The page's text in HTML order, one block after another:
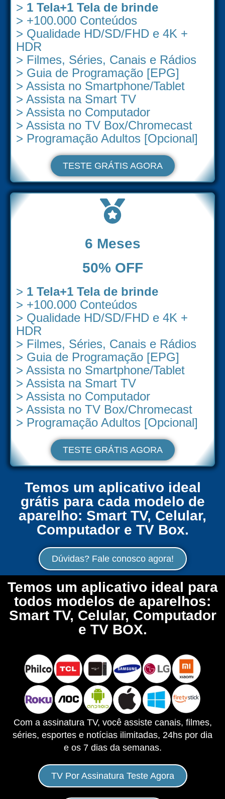
> 1 Tela+1 Tela de brinde
> +100.000 Conteúdos
> Qualidade HD/SD/FHD e 4K +
HDR
> Filmes, Séries, Canais e Rádios
> Guia de Programação [EPG]
> Assista no Smartphone/Tablet
> Assista na Smart TV
> Assista no Computador
> Assista no TV Box/Chromecast
> Programação Adultos [Opcional]
TESTE GRÁTIS AGORA
6 Meses
50% OFF
> 1 Tela+1 Tela de brinde
> +100.000 Conteúdos
> Qualidade HD/SD/FHD e 4K +
HDR
> Filmes, Séries, Canais e Rádios
> Guia de Programação [EPG]
> Assista no Smartphone/Tablet
> Assista na Smart TV
> Assista no Computador
> Assista no TV Box/Chromecast
> Programação Adultos [Opcional]
TESTE GRÁTIS AGORA
Temos um aplicativo ideal
grátis para cada modelo de
aparelho: Smart TV, Celular,
Computador e TV Box.
Dúvidas? Fale conosco agora!
Temos um aplicativo ideal para
todos modelos de aparelhos:
Smart TV, Celular, Computador
e TV BOX.
Com a assinatura TV, você assiste canais, filmes,
séries, esportes e notícias ilimitadas, 24hs por dia
e os 7 dias da semanas.
TV Por Assinatura Teste Agora